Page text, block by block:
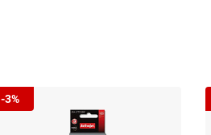
-3%